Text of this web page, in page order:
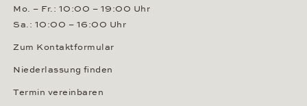
Mo. – Fr.: 10:00 – 19:00 Uhr
Sa.: 10:00 – 16:00 Uhr
Zum Kontaktformular
Niederlassung finden
Termin vereinbaren